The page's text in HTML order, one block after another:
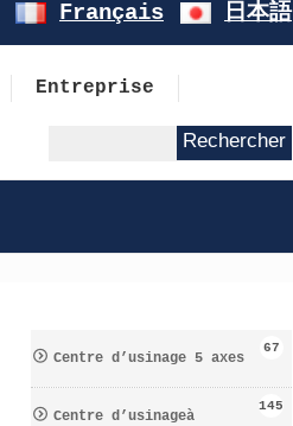
Français 日本語
Entreprise
Centre d’usinage 5 axes
67
Centre d’usinageà
145